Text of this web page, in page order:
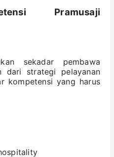
Pramusaji
sekadar pembawa
dari strategi pelayanan
kompetensi yang harus